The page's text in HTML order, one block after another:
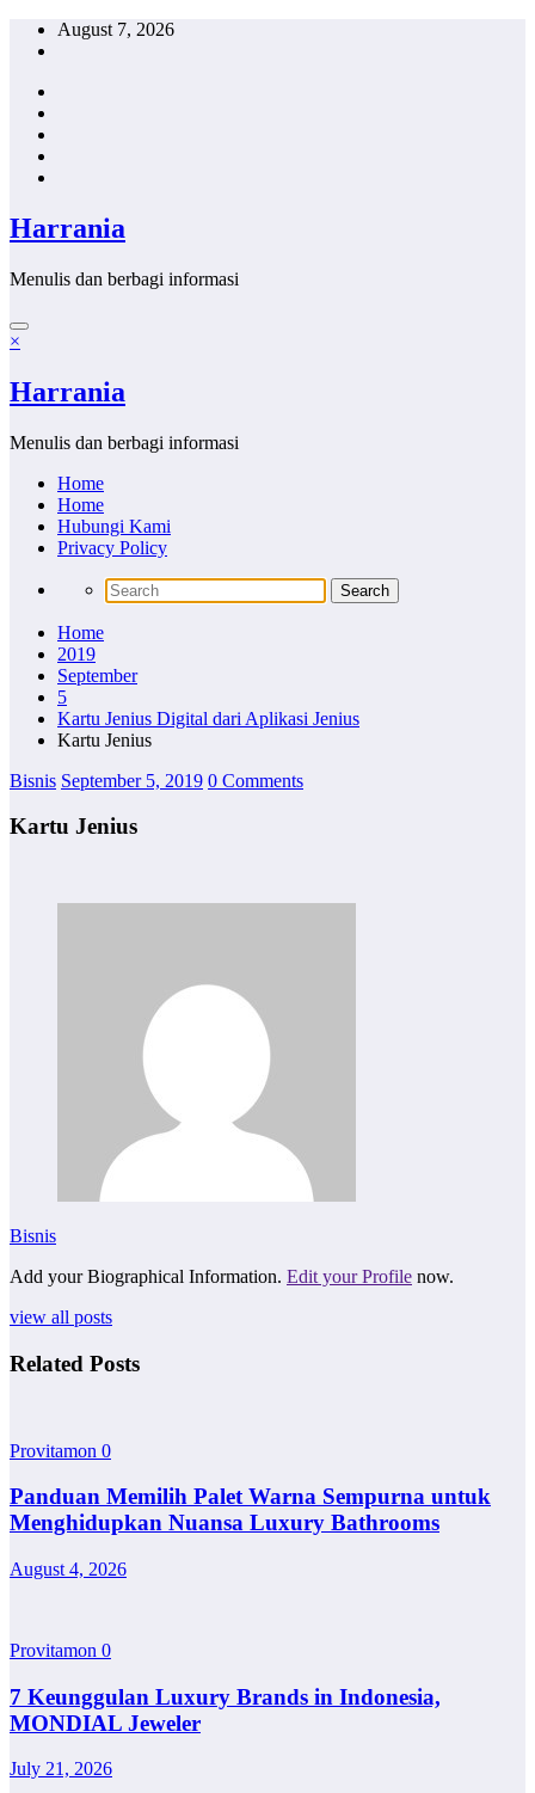
Skip
August 7, 2026
Harrania
Menulis dan berbagi informasi
×
Harrania
Menulis dan berbagi informasi
Home
Home
Hubungi Kami
Privacy Policy
Home
2019
September
5
Kartu Jenius Digital dari Aplikasi Jenius
Kartu Jenius
Bisnis September 5, 2019 0 Comments
Kartu Jenius
Bisnis
Add your Biographical Information. Edit your Profile now.
view all posts
Related Posts
Provitamon 0
Panduan Memilih Palet Warna Sempurna untuk
Menghidupkan Nuansa Luxury Bathrooms
August 4, 2026
Provitamon 0
7 Keunggulan Luxury Brands in Indonesia,
MONDIAL Jeweler
July 21, 2026